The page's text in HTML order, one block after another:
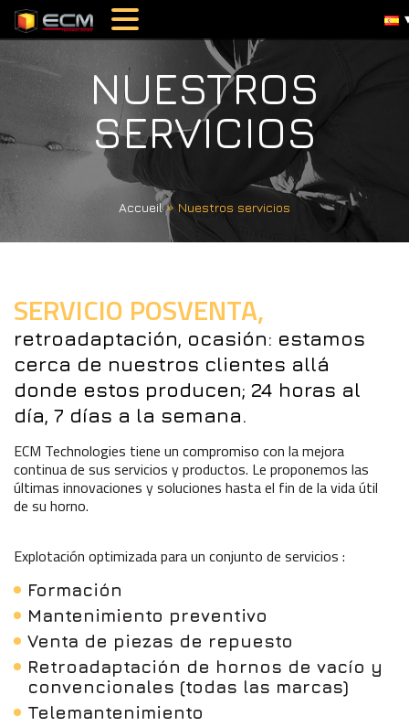
NUESTROS
SERVICIOS
Accueil» Nuestros servicios
SERVICIO POSVENTA,
retroadaptación, ocasión: estamos
cerca de nuestros clientes allá
donde estos producen; 24 horas al
día, 7 días a la semana.
ECM Technologies tiene un compromiso con la mejora
continua de sus servicios y productos. Le proponemos las
últimas innovaciones y soluciones hasta el fin de la vida útil
de su horno.
Explotación optimizada para un conjunto de servicios :
Formación
Mantenimiento preventivo
Venta de piezas de repuesto
Retroadaptación de hornos de vacío y
convencionales (todas las marcas)
Telemantenimiento